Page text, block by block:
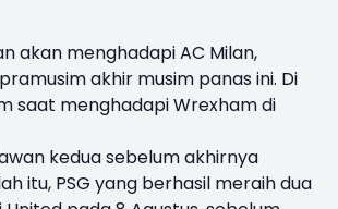
akan menghadapiAC Milan,
akhir musim panas ini. Di
saat menghadapi Wrexham di
kedua sebelum akhirnya
itu, PSG yang berhasil meraih dua